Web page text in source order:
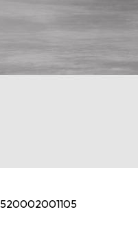
520002001105